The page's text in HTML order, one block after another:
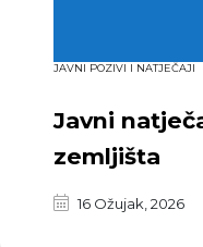
JAVNI POZIVI I NATJEČAJI
Javni
zemljišta
16 Ožujak, 2026